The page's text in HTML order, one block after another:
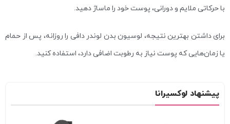
با حرکاتی ملایم و دورانی، پوست خود را ماساژ دهید.
برای داشتن بهترین نتیجه، لوسیون بدن لوندر دافی را روزانه، پس از حمام
یا زمان‌هایی که پوست نیاز به رطوبت اضافی دارد، استفاده کنید.
پیشنهاد لوکسیرانا